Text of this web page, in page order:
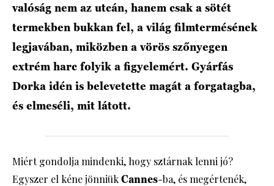
valóság nem az utcán, hanem csak a sötét
termekben bukkan fel, a világ filmtermésének
legjavában, miközben a vörös szőnyegen
extrém harc folyik a figyelemért. Gyárfás
Dorka idén is belevetette magát a forgatagba,
és elmeséli, mit látott.
Miért gondolja mindenki, hogy sztárnak lenni jó?
Egyszer el kéne jönniükCannes-ba, és megértenék,